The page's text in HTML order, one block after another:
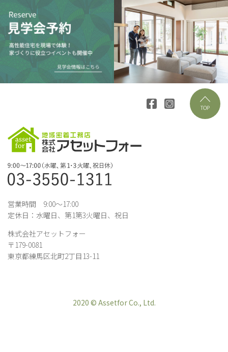
営業時間 9:00～17:00
定休日：水曜日、第1第3火曜日、祝日
株式会社アセットフォー
〒179-0081
東京都練馬区北町2丁目13-11
2020 © Assetfor Co., Ltd.